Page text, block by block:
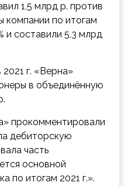
1,5 млрд р. против
компании по итогам
и составили 5,3 млрд
г. «Верна»
в объединённую
прокомментировали
дебиторскую
часть
основной
по итогам 2021 г.».